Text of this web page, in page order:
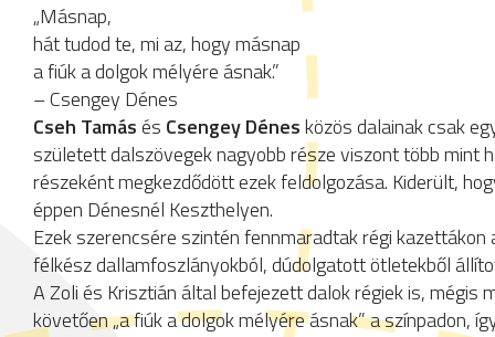
„Másnap,
hát tudod te, mi az, hogy másnap
a fiúk a dolgok mélyére ásnak.”
– Csengey Dénes
Cseh Tamásés Csengey Dénesközös dalainak csak
született dalszövegek nagyobb része viszont több mint
részeként megkezdődött ezek feldolgozása. Kiderült,
éppen Dénesnél Keszthelyen.
Ezek szerencsére szintén fennmaradtak régi
félkész dallamfoszlányokból, dúdolgatott ötletekből
A Zoli és Krisztián által befejezett dalok régiek is,
követően „a fiúk a dolgok mélyére ásnak” a színpadon,